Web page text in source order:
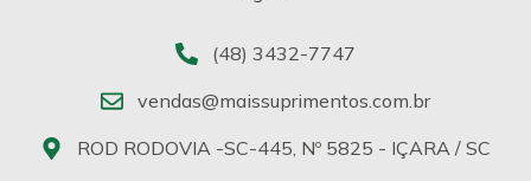
(48) 3432-7747
vendas@maissuprimentos.com.br
ROD RODOVIA -SC-445, Nº 5825 - IÇARA / SC